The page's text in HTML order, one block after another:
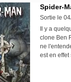
Spider-
Sortie le
Il y a
clone Ben
ne
est en